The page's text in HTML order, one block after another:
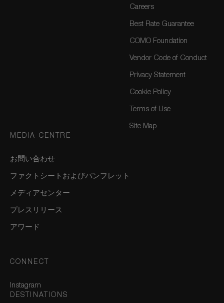
Careers
Best Rate Guarantee
COMO Foundation
Vendor Code of Conduct
Privacy Statement
Cookie Policy
Terms of Use
Site Map
MEDIA CENTRE
お問い合わせ
ファクトシートおよびパンフレット
メディアセンター
プレスリリース
アワード
CONNECT
Instagram
DESTINATIONS